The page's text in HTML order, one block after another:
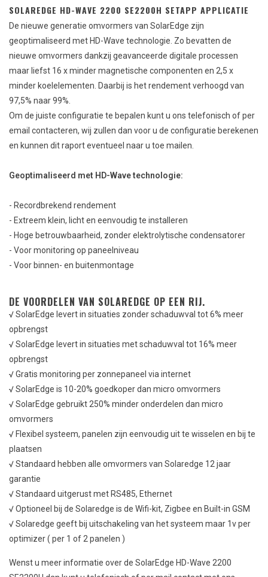
SOLAREDGE HD-WAVE 2200 SE2200H SETAPP APPLICATIE
De nieuwe generatie omvormers van SolarEdge zijn
geoptimaliseerd met HD-Wave technologie. Zo bevatten de
nieuwe omvormers dankzij geavanceerde digitale processen
maar liefst 16 x minder magnetische componenten en 2,5 x
minder koelelementen. Daarbij is het rendement verhoogd van
97,5% naar 99%.
Om de juiste configuratie te bepalen kunt u ons telefonisch of per
email contacteren, wij zullen dan voor u de configuratie berekenen
en kunnen dit raport eventueel naar u toe mailen.
Geoptimaliseerd met HD-Wave technologie:
- Recordbrekend rendement
- Extreem klein, licht en eenvoudig te installeren
- Hoge betrouwbaarheid, zonder elektrolytische condensatorer
- Voor monitoring op paneelniveau
- Voor binnen- en buitenmontage
DE VOORDELEN VAN SOLAREDGE OP EEN RIJ.
√ SolarEdge levert in situaties zonder schaduwval tot 6% meer
opbrengst
√ SolarEdge levert in situaties met schaduwval tot 16% meer
opbrengst
√ Gratis monitoring per zonnepaneel via internet
√ SolarEdge is 10-20% goedkoper dan micro omvormers
√ SolarEdge gebruikt 250% minder onderdelen dan micro
omvormers
√ Flexibel systeem, panelen zijn eenvoudig uit te wisselen en bij te
plaatsen
√ Standaard hebben alle omvormers van Solaredge 12 jaar
garantie
√ Standaard uitgerust met RS485, Ethernet
√ Optioneel bij de Solaredge is de Wifi-kit, Zigbee en Built-in GSM
√ Solaredge geeft bij uitschakeling van het systeem maar 1v per
optimizer ( per 1 of 2 panelen )
Wenst u meer informatie over de SolarEdge HD-Wave 2200